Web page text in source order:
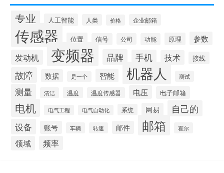
专业 人工智能 人类 价格 企业邮箱
传感器 位置 信号 公司 功能 原理 参数
发动机 变频器 品牌 手机 技术 接线
故障 数据 是一个 智能 机器人 测试
测量 清洁 温度 温度传感器 电压 电子邮箱
电机 电气工程 电气自动化 系统 网易 自己的
设备 账号 车辆 转速 邮件 邮箱 霍尔
领域 频率